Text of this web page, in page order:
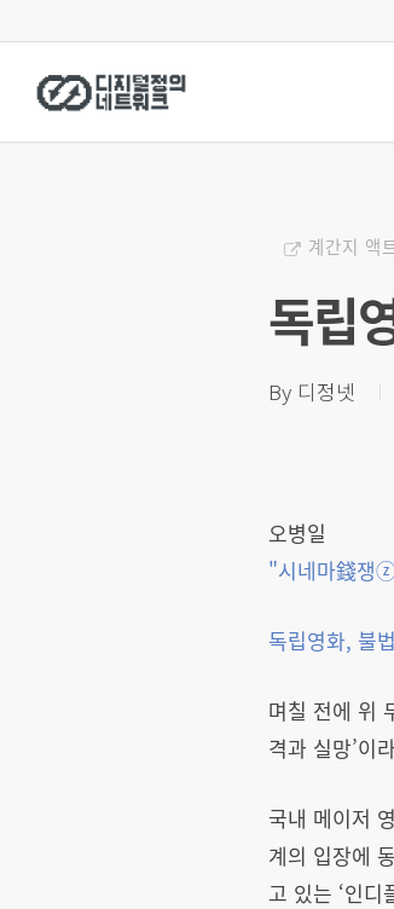
main
계간지 액
독립
By 디정넷
오병일
"시네마錢쟁
독립영화, 불
며칠 전에 위
격과 실망’이
국내 메이저
계의 입장에
고 있는 ‘인디